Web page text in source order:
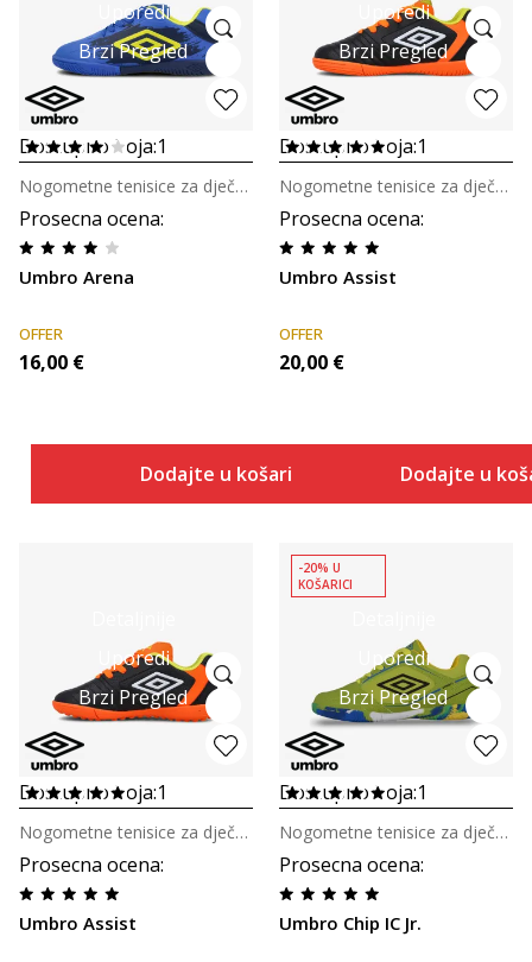
Uporedi
Brzi Pregled
Dostupno boja:1
Prosecna ocena:
Umbro Arena
Nogometne tenisice za dječake
OFFER
16,00 €
Dodajte u košaricu
Uporedi
Brzi Pregled
Dostupno boja:1
Prosecna ocena:
Umbro Assist
Nogometne tenisice za dječake
OFFER
20,00 €
Dodajte u
Uporedi
Brzi Pregled
Dostupno boja:1
Prosecna ocena:
Umbro Assist
Nogometne tenisice za dječake
Uporedi
Brzi Pregled
-20% U
KOŠARICI
Dostupno boja:1
Prosecna ocena:
Umbro Chip IC Jr.
Nogometne tenisice za dječake